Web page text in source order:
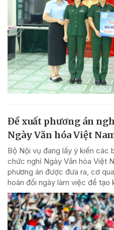
Đề xuất phương án
Ngày Văn hóa Việt
Bộ Nội vụ đang lấy ý kiến các
chức nghỉ Ngày Văn hóa Việt
phương án được đưa ra, cơ
hoán đổi ngày làm việc để tạo